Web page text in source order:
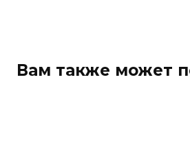
Вам также может